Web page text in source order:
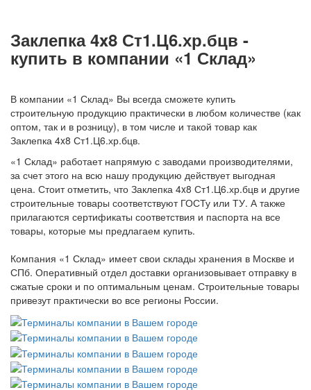
Заклепка 4x8 Ст1.Ц6.хр.бцв -
купить в компании «1 Склад»
В компании «1 Склад» Вы всегда сможете купить
строительную продукцию практически в любом количестве (как
оптом, так и в розницу), в том числе и такой товар как
Заклепка 4x8 Ст1.Ц6.хр.бцв.
«1 Склад» работает напрямую с заводами производителями,
за счет этого на всю нашу продукцию действует выгодная
цена. Стоит отметить, что Заклепка 4x8 Ст1.Ц6.хр.бцв и другие
строительные товары соответствуют ГОСТу или ТУ. А также
прилагаются сертификаты соответствия и паспорта на все
товары, которые мы предлагаем купить.
Компания «1 Склад» имеет свои склады хранения в Москве и
СПб. Оперативный отдел доставки организовывает отправку в
сжатые сроки и по оптимальным ценам. Строительные товары
привезут практически во все регионы России.